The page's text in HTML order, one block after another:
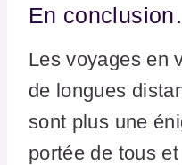
En
Les voyages en
de longues
sont plus une
portée de tous